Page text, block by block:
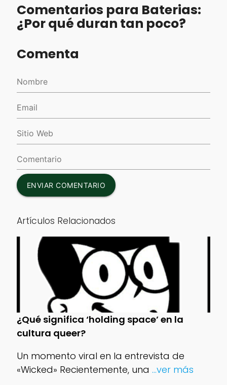
Comentarios para Baterias:
¿Por qué duran tan poco?
Comenta
ENVIAR COMENTARIO
Artículos Relacionados
¿Qué significa ‘holding space’ en la
cultura queer?
Un momento viral en la entrevista de
«Wicked» Recientemente, una ...ver más